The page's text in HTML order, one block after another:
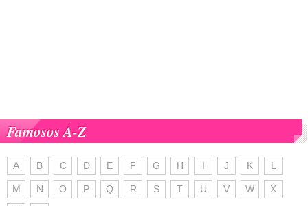
Famosos A-Z
A B C D E F G H I J K L
M N O P Q R S T U V W X